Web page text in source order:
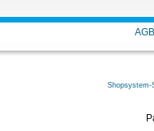
AGB
Shopsystem-